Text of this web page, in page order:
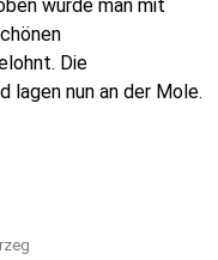
wurde man mit
Die
lagen nun an der Mole.